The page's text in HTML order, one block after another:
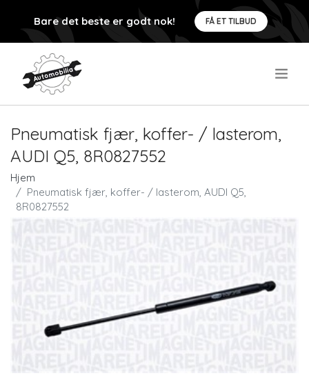
Bare det beste er godt nok! FÅ ET TILBUD
Pneumatisk fjær, koffer- / lasterom,
AUDI Q5, 8R0827552
Hjem
Pneumatisk fjær, koffer- / lasterom, AUDI Q5,
8R0827552